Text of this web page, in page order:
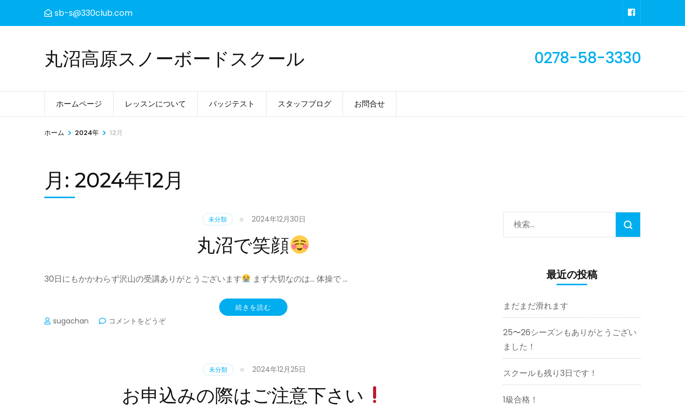
ス
ッ
sb-s@330club.com
丸沼高原スノーボードスクール 0278-58-3330
ホームページ レッスンについて バッジテスト スタッフブログ お問合せ
ホーム > 2024年 > 12月
月: 2024年12月
未分類 2024年12月30日
丸沼で笑顔
30日にもかかわらず沢山の受講ありがとうございます まず大切なのは… 体操で …
続きを読む
sugachan コメントをどうぞ(丸
)
未分類 2024年12月25日
お申込みの際はご注意下さい
検
索:
最近の投稿
まだまだ滑れます
25〜26シーズンもありがとうござい
ました！
スクールも残り3日です！
1級合格！